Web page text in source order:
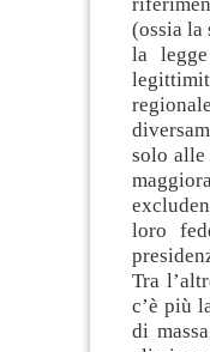
(ossia la
la
solo alle
loro
Tra
c’è più
di